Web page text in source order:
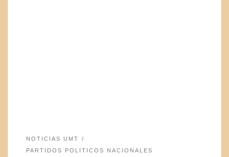
NOTICIAS UMT
PARTIDOS POLITICOS NACIONALES